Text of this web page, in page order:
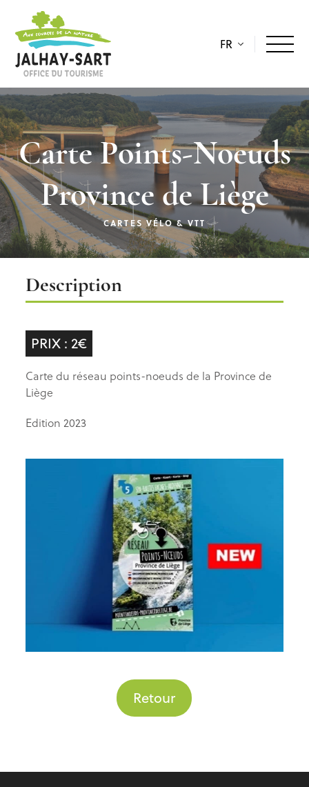
FR
Carte Points-Noeuds
Province de Liège
CARTES VÉLO & VTT
Description
Description
PRIX : 2€
Carte du réseau points-noeuds de la Province de
Liège
Edition 2023
Retour